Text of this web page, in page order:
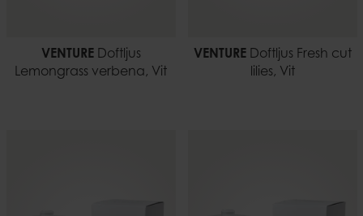
VENTUREDoftljus
Lemongrass verbena, Vit
VENTUREDoftljus Fresh cut
lilies, Vit